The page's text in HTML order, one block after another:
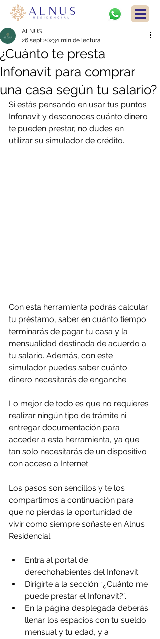
¿Cuánto te presta
Infonavit para comprar
una casa según tu salario?
ALNUS
26 sept 20231 min de lectura
Si estás pensando en usar tus puntos
Infonavit y desconoces cuánto dinero
te pueden prestar, no dudes en
utilizar su simulador de crédito.
Con esta herramienta podrás calcular
tu préstamo, saber en cuánto tiempo
terminarás de pagar tu casa y la
mensualidad destinada de acuerdo a
tu salario. Además, con este
simulador puedes saber cuánto
dinero necesitarás de enganche.
Lo mejor de todo es que no requieres
realizar ningún tipo de trámite ni
entregar documentación para
acceder a esta herramienta, ya que
tan solo necesitarás de un dispositivo
con acceso a Internet.
Los pasos son sencillos y te los
compartimos a continuación para
que no pierdas la oportunidad de
vivir como siempre soñaste en Alnus
Residencial.
Entra al portal de
derechohabientes del Infonavit.
Dirigirte a la sección “¿Cuánto me
puede prestar el Infonavit?”.
En la página desplegada deberás
llenar los espacios con tu sueldo
mensual y tu edad, y a